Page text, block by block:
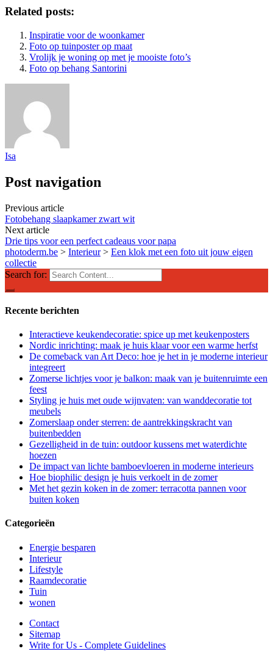
Related posts:
Inspiratie voor de woonkamer
Foto op tuinposter op maat
Vrolijk je woning op met je mooiste foto’s
Foto op behang Santorini
Isa
Post navigation
Previous article
Fotobehang slaapkamer zwart wit
Next article
Drie tips voor een perfect cadeaus voor papa
photoderm.be > Interieur> Een klok met een foto uit jouw eigen
collectie
Search for:
Recente berichten
Interactieve keukendecoratie: spice up met keukenposters
Nordic inrichting: maak je huis klaar voor een warme herfst
De comeback van Art Deco: hoe je het in je moderne interieur
integreert
Zomerse lichtjes voor je balkon: maak van je buitenruimte een
feest
Styling je huis met oude wijnvaten: van wanddecoratie tot
meubels
Zomerslaap onder sterren: de aantrekkingskracht van
buitenbedden
Gezelligheid in de tuin: outdoor kussens met waterdichte
hoezen
De impact van lichte bamboevloeren in moderne interieurs
Hoe biophilic design je huis verkoelt in de zomer
Met het gezin koken in de zomer: terracotta pannen voor
buiten koken
Categorieën
Energie besparen
Interieur
Lifestyle
Raamdecoratie
Tuin
wonen
Contact
Sitemap
Write for Us - Complete Guidelines